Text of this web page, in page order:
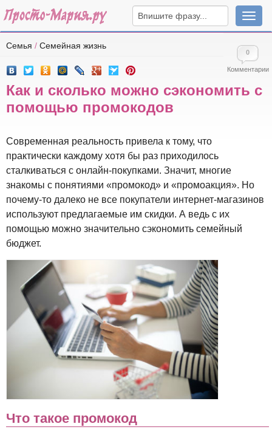
Семья / Семейная жизнь
0
Комментарии
Как и сколько можно сэкономить с
помощью промокодов
Современная реальность привела к тому, что
практически каждому хотя бы раз приходилось
сталкиваться с онлайн-покупками. Значит, многие
знакомы с понятиями «промокод» и «промоакция». Но
почему-то далеко не все покупатели интернет-магазинов
используют предлагаемые им скидки. А ведь с их
помощью можно значительно сэкономить семейный
бюджет.
Что такое промокод